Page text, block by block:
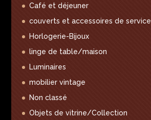
Café et déjeuner
couverts et accessoires de service
Horlogerie-Bijoux
linge de table/maison
Luminaires
mobilier vintage
Non classé
Objets de vitrine/Collection